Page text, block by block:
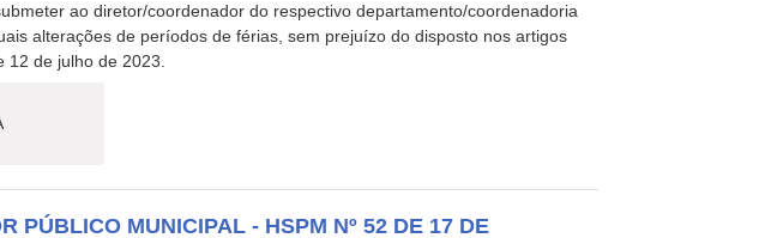
ao diretor/coordenador do respectivo departamento/coordenadoria
alterações de períodos de férias, sem prejuízo do disposto nos artigos
12 de julho de 2023.
PÚBLICO MUNICIPAL - HSPM Nº 52 DE 17 DE